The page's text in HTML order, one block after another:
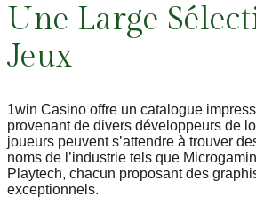
Une Large
Jeux
1win Casino offre un catalogue
provenant de divers développeurs de
joueurs peuvent s’attendre à trouver
noms de l’industrie tels que
Playtech, chacun proposant des
exceptionnels.